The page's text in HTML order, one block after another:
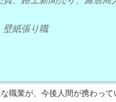
壁紙張り職
職業が、今後人間が携わって